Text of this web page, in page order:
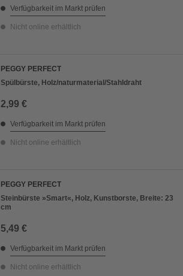
Verfügbarkeit im Markt prüfen
Nicht online erhältlich
PEGGY PERFECT
Spülbürste, Holz/naturmaterial/Stahldraht
2,99 €
Verfügbarkeit im Markt prüfen
Nicht online erhältlich
PEGGY PERFECT
Steinbürste »Smart«, Holz, Kunstborste, Breite: 23
cm
5,49 €
Verfügbarkeit im Markt prüfen
Nicht online erhältlich